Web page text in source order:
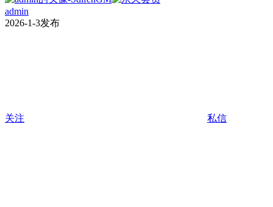
admin
2026-1-3发布
关注 私信